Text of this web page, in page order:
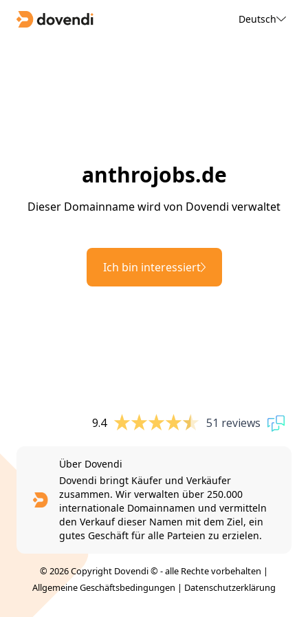
Deutsch
anthrojobs.de
Dieser Domainname wird von Dovendi verwaltet
Ich bin interessiert
9.4 51 reviews
Über Dovendi
Dovendi bringt Käufer und Verkäufer
zusammen. Wir verwalten über 250.000
internationale Domainnamen und vermitteln
den Verkauf dieser Namen mit dem Ziel, ein
gutes Geschäft für alle Parteien zu erzielen.
© 2026 Copyright Dovendi © - alle Rechte vorbehalten |
Allgemeine Geschäftsbedingungen | Datenschutzerklärung